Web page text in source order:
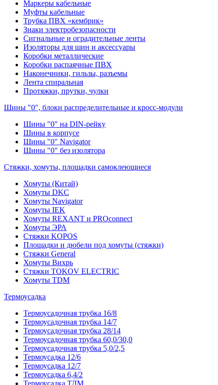
Маркеры кабельные
Муфты кабельные
Трубка ПВХ «кембрик»
Знаки электробезопасности
Сигнальные и оградительные ленты
Изоляторы для шин и аксессуары
Коробки металлические
Коробки распаячные ПВХ
Наконечники, гильзы, разъемы
Лента спиральная
Протяжки, прутки, чулки
Шины "0", блоки распределительные и кросс-модули
Шины "0" на DIN-рейку
Шины в корпусе
Шины "0" Navigator
Шины "0" без изолятора
Стяжки, хомуты, площадки самоклеющиеся
Хомуты (Китай)
Хомуты DKC
Хомуты Navigator
Хомуты IEK
Хомуты REXANT и PROconnect
Хомуты ЭРА
Стяжки KOPOS
Площадки и дюбели под хомуты (стяжки)
Стяжки General
Хомуты Вихрь
Стяжки TOKOV ELECTRIC
Хомуты TDM
Термоусадка
Термоусадочная трубка 16/8
Термоусадочная трубка 14/7
Термоусадочная трубка 28/14
Термоусадочная трубка 60,0/30,0
Термоусадочная трубка 5,0/2,5
Термоусадка 12/6
Термоусадка 12/7
Термоусадка 6,4/2
Термоусадка ТДМ